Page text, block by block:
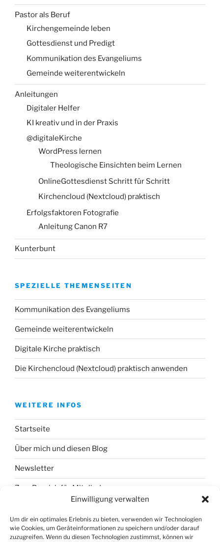
Einwilligung verwalten
Um dir ein optimales Erlebnis zu bieten, verwenden wir Technologien
wie Cookies, um Geräteinformationen zu speichern und/oder darauf
zuzugreifen. Wenn du diesen Technologien zustimmst, können wir
Pastor als Beruf
Kirchengemeinde leben
Gottesdienst und Predigt
Kommunikation des Evangeliums
Gemeinde weiterentwickeln
Anleitungen
Digitaler Helfer
KI kreativ und in der Praxis
@digitaleKirche
WordPress lernen
Theologische Einsichten beim Lernen
OnlineGottesdienst Schritt für Schritt
Kirchencloud (Nextcloud) praktisch
Erfolgsfaktoren Fotografie
Anleitung Canon R7
Kunterbunt
SPEZIELLE THEMENSEITEN
Kommunikation des Evangeliums
Gemeinde weiterentwickeln
Digitale Kirche praktisch
Die Kirchencloud (Nextcloud) praktisch anwenden
WEITERE INFOS
Startseite
Über mich und diesen Blog
Newsletter
Zum Bereich für Mitglieder